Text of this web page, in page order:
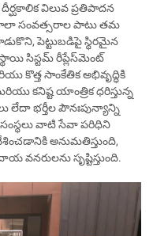
విలువ ప్రతిపాదన
సంవత్సరాల పాటు తమ
పెట్టుబడిపై స్థిరమైన
సిస్టమ్ రీప్లేస్‌మెంట్
కొత్త సాంకేతిక అభివృద్ధికి
కనిష్ట యాంత్రిక ధరిస్తున్న
లేదా భర్తీల పౌనఃపున్యాన్ని
వాటి సేవా పరిధిని
అనుమతిస్తుంది,
వనరులను సృష్టిస్తుంది.